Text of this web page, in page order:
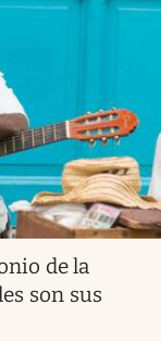
de la
son sus